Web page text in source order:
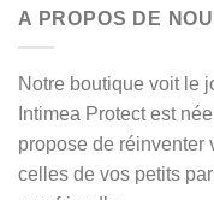
A PROPOS DE
Notre boutique voit le
Intimea Protect est
propose de réinventer
celles de vos petits